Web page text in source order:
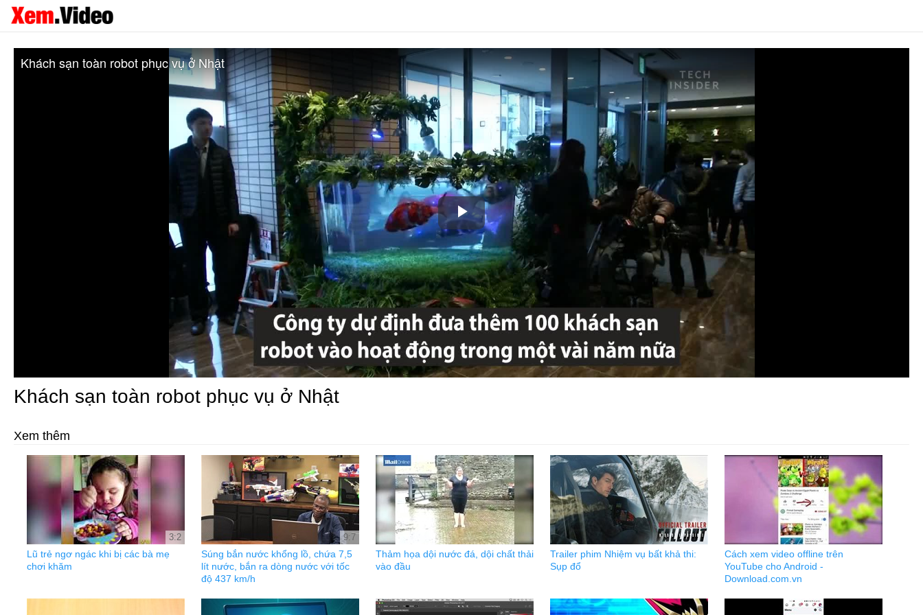
Play
Video
Khách sạn toàn robot phục vụ ở Nhật
Khách sạn toàn robot phục vụ ở Nhật
Xem thêm
3:2
Lũ trẻ ngơ ngác khi bị các bà mẹ
chơi khăm
9:7
Súng bắn nước khổng lồ, chứa 7,5
lít nước, bắn ra dòng nước với tốc
độ 437 km/h
Thảm họa dội nước đá, dội chất thải
vào đầu
Trailer phim Nhiệm vụ bất khả thi:
Sụp đổ
Cách xem video offline trên
YouTube cho Android -
Download.com.vn